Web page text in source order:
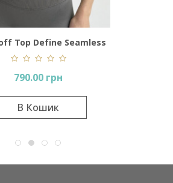
Top Define Seamless
790.00 грн
В Кошик